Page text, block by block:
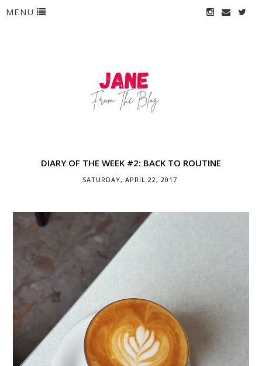
MENU
DIARY OF THE WEEK #2: BACK TO ROUTINE
SATURDAY, APRIL 22, 2017